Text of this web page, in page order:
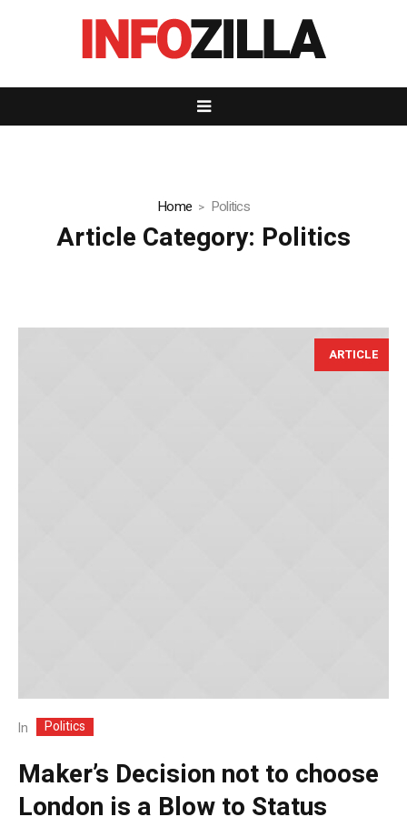
Home Politics
Article Category: Politics
ARTICLE
In Politics
Maker’s Decision not to choose
London is a Blow to Status